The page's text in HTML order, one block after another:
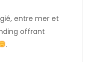
entre mer et
offrant
.